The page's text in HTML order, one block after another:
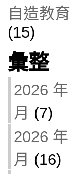
自造教育
(15)
彙整
2026 年
月 (7)
2026 年
月 (16)